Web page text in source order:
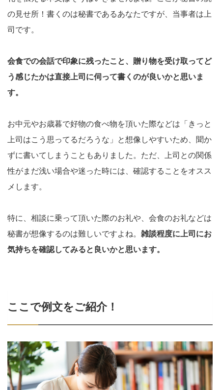
の見せ所！書くのは秘書であるあなたですが、当事者は上
司です。
会食での会話で印象に残ったこと、贈り物を受け取ってど
う感じたかは直接上司に伺って書くのが良いかと思いま
す。
お中元やお歳暮で好物の食べ物を頂いた際などは「きっと
上司はこう思ってるだろうな」と想像しやすいため、聞か
ずに書いてしまうこともありました。ただ、上司との関係
性がまだ浅い場合や迷った時には、確認することをオスス
メします。
特に、相談に乗って頂いた際のお礼や、会食のお礼などは
秘書が想像するのは難しいですよね。 雑談程度に上司にお
気持ちを確認してみると良いかと思います。
ここで例文をご紹介！